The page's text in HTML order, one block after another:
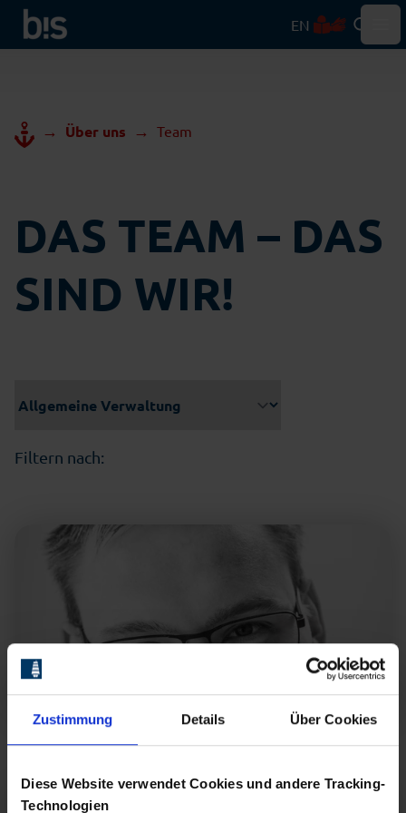
Zustimmung Details Über Cookies
Diese Website verwendet Cookies und andere Tracking-
Technologien
EN
→ Über uns → Team
DAS TEAM – DAS
SIND WIR!
Filtern nach:
Bereichsleiter Allgemeine Verwaltung
+49 (0) 471 9 46 46-855